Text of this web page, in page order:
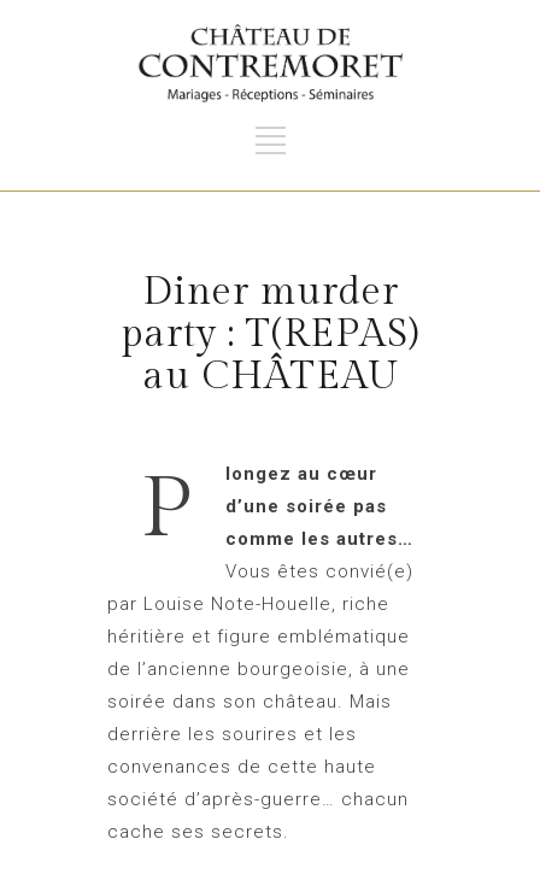
Diner murder
party : T(REPAS)
au CHÂTEAU
P
longez au cœur
d’une soirée pas
comme les autres…
Vous êtes convié(e)
par Louise Note-Houelle, riche
héritière et figure emblématique
de l’ancienne bourgeoisie, à une
soirée dans son château. Mais
derrière les sourires et les
convenances de cette haute
société d’après-guerre… chacun
cache ses secrets.